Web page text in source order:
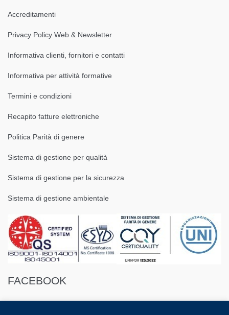
Accreditamenti
Privacy Policy Web & Newsletter
Informativa clienti, fornitori e contatti
Informativa per attività formative
Termini e condizioni
Recapito fatture elettroniche
Politica Parità di genere
Sistema di gestione per qualità
Sistema di gestione per la sicurezza
Sistema di gestione ambientale
FACEBOOK